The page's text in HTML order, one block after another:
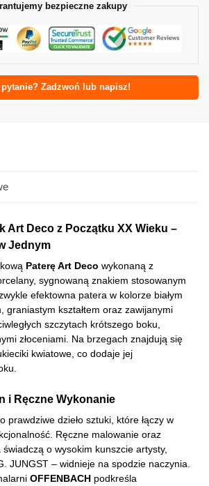
bezpieczne zakupy
pytanie? Zadzwoń lub napisz!
Art Deco z Początku XX Wieku –
Jednym
Paterę Art Deco wykonaną z
sygnowaną znakiem stosowanym
efektowna patera w kolorze białym
graniastym kształtem oraz zawijanymi
szczytach krótszego boku,
złoceniami. Na brzegach znajdują się
kwiatowe, co dodaje jej
i Ręczne Wykonanie
prawdziwe dzieło sztuki, które łączy w
Ręczne malowanie oraz
o wysokim kunszcie artysty,
JUNGST – widnieje na spodzie naczynia.
OFFENBACH podkreśla